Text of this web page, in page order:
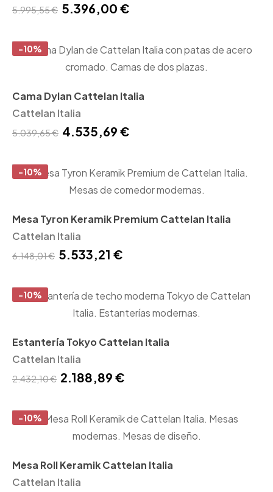
5.995,55 € 5.396,00 €
-10%
Cama Dylan Cattelan Italia
Cattelan Italia
5.039,65 € 4.535,69 €
-10%
Mesa Tyron Keramik Premium Cattelan Italia
Cattelan Italia
6.148,01 € 5.533,21 €
-10%
Estantería Tokyo Cattelan Italia
Cattelan Italia
2.432,10 € 2.188,89 €
-10%
Mesa Roll Keramik Cattelan Italia
Cattelan Italia